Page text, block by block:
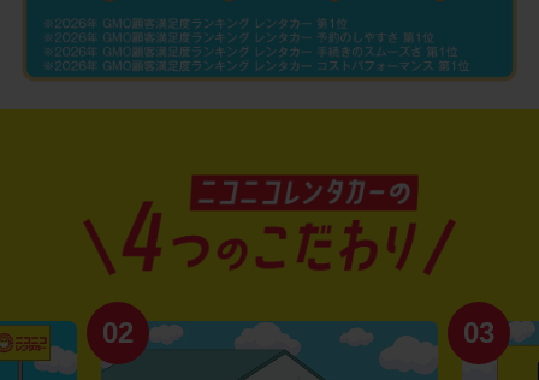
02 03